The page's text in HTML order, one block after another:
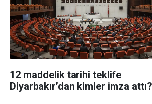
12 maddelik tarihi teklife
Diyarbakır’dan kimler imza attı?